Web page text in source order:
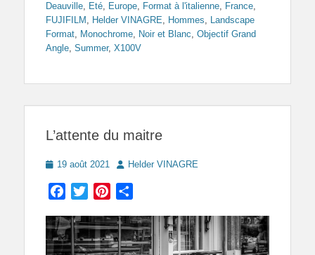
Deauville, Eté, Europe, Format à l'italienne, France,
FUJIFILM , Helder VINAGRE, Hommes, Landscape
Format, Monochrome, Noir et Blanc, Objectif Grand
Angle, Summer, X100V
L’attente du maitre
Posted
19 août 2021 AuthorHelder VINAGRE
Facebook
TwitterPinterest